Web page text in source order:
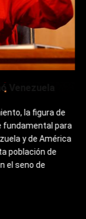
la figura de
fundamental para
y de América
población de
el seno de